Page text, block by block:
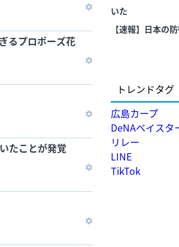
るプロポーズ花
たことが発覚
いた
【速報】日本の
トレンドタグ
広島カープ
DeNAベイスタ
リレー
LINE
TikTok